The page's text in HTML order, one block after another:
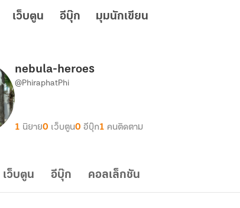
เว็บตูน อีบุ๊ก มุมนักเขียน
nebula-heroes
@PhiraphatPhi
1 นิยาย0 เว็บตูน0 อีบุ๊ก1 คนติดตาม
เว็บตูน อีบุ๊ก คอลเล็กชัน